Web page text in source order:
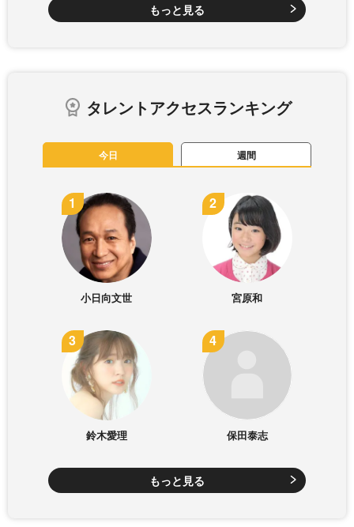
もっと見る
タレントアクセスランキング
今日 週間
小日向文世 宮原和
鈴木愛理 保田泰志
もっと見る